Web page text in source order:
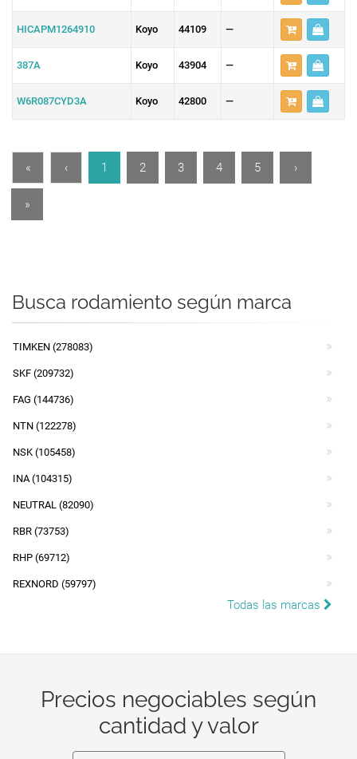
HICAPM1264910 Koyo 44109 —
387A Koyo 43904 —
W6R087CYD3A Koyo 42800 —
« ‹ 1 2 3 4 5 ›
»
Busca rodamiento según marca
TIMKEN (278083)
SKF (209732)
FAG (144736)
NTN (122278)
NSK (105458)
INA (104315)
NEUTRAL (82090)
RBR (73753)
RHP (69712)
REXNORD (59797)
Todas las marcas
Precios negociables según
cantidad y valor